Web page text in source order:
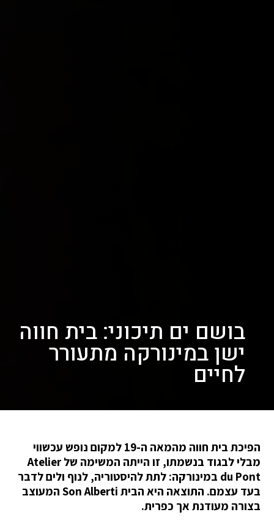
בושם ים תיכוני: בית חווה
ישן במינורקה מתעורר
לחיים
הפיכת בית חווה מהמאה ה-19 למקום נופש עכשווי
מבלי לבגוד בנשמתו, זו הייתה המשימה של Atelier
du Pont במינורקה: לתת להיסטוריה, לנוף ולים לדבר
בעד עצמם. התוצאה היא הבית Son Alberti המעוצב
בצורה מעודנת אך כפרית.